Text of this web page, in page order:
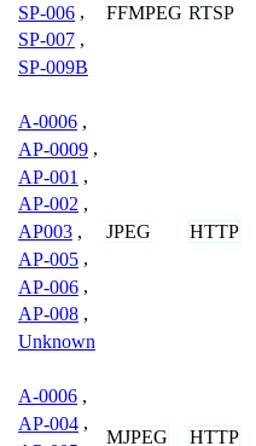
SP-006 ,
SP-007 ,
SP-009B
FFMPEG RTSP
A-0006 ,
AP-0009 ,
AP-001 ,
AP-002 ,
AP003 ,
AP-005 ,
AP-006 ,
AP-008 ,
Unknown
JPEG HTTP
A-0006 ,
AP-004 ,
MJPEG HTTP